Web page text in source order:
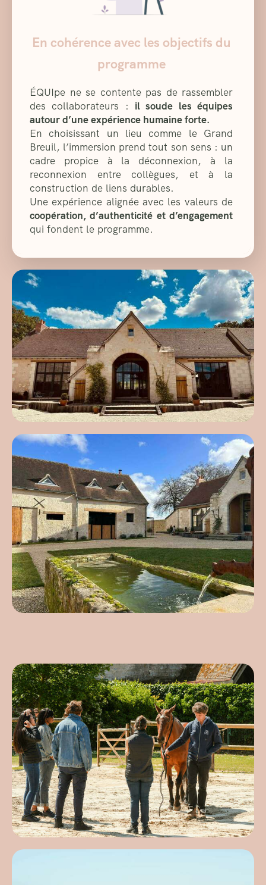
En cohérence avec les objectifs du
programme
ÉQUIpe ne se contente pas de rassembler
des collaborateurs : il soude les équipes
autour d’une expérience humaine forte.
En choisissant un lieu comme le Grand
Breuil, l’immersion prend tout son sens : un
cadre propice à la déconnexion, à la
reconnexion entre collègues, et à la
construction de liens durables.
Une expérience alignée avec les valeurs de
coopération, d’authenticité et d’engagement
qui fondent le programme.